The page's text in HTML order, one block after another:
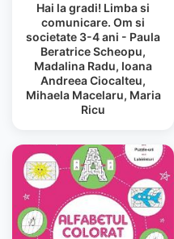
Hai la gradi! Limba si
comunicare. Om si
societate 3-4 ani - Paula
Beratrice Scheopu,
Madalina Radu, Ioana
Andreea Ciocalteu,
Mihaela Macelaru, Maria
Ricu